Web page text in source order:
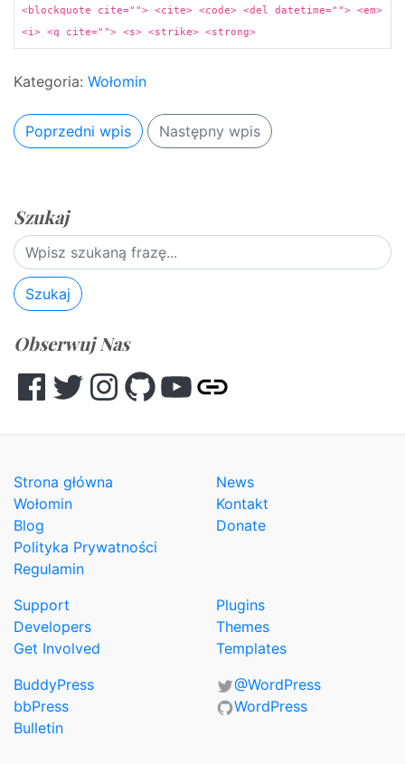
<blockquote cite=""> <cite> <code> <del datetime=""> <em>
<i> <q cite=""> <s> <strike> <strong>
Kategoria: Wołomin
Poprzedni wpis Następny wpis
Szukaj
Szukaj
Obserwuj Nas
Facebook
TwitterInstagram
GitHubYouTube
Other
Strona główna
Wołomin
Blog
Polityka Prywatności
Regulamin
News
Kontakt
Donate
Support
Developers
Get Involved
Plugins
Themes
Templates
BuddyPress
bbPress
Bulletin
@WordPress
WordPress